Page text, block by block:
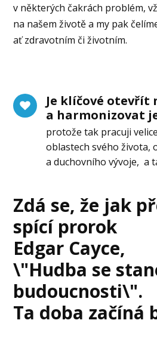
v některých čakrách problém,
na našem životě a my pak
ať zdravotním či životním.
Je klíčové otevřít
a harmonizovat
protože tak pracuji
oblastech svého života,
a duchovního vývoje, a
Zdá se, že jak
spící prorok
Edgar Cayce,
\"Hudba se
budoucnosti\".
Ta doba začíná